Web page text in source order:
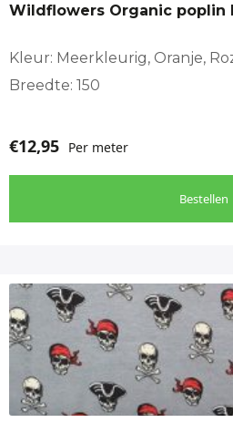
Wildflowers Organic poplin
Kleur: Meerkleurig, Oranje,
Breedte: 150
€12,95 Per meter
Bestellen